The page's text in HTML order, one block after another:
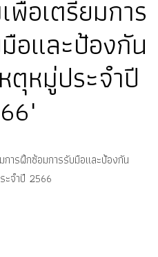
พื่อเตรียมการ
อและป้องกัน
ตุหมู่ประจำปี
การฝึกซ้อมการรับมือและป้องกัน
ะจำปี 2566